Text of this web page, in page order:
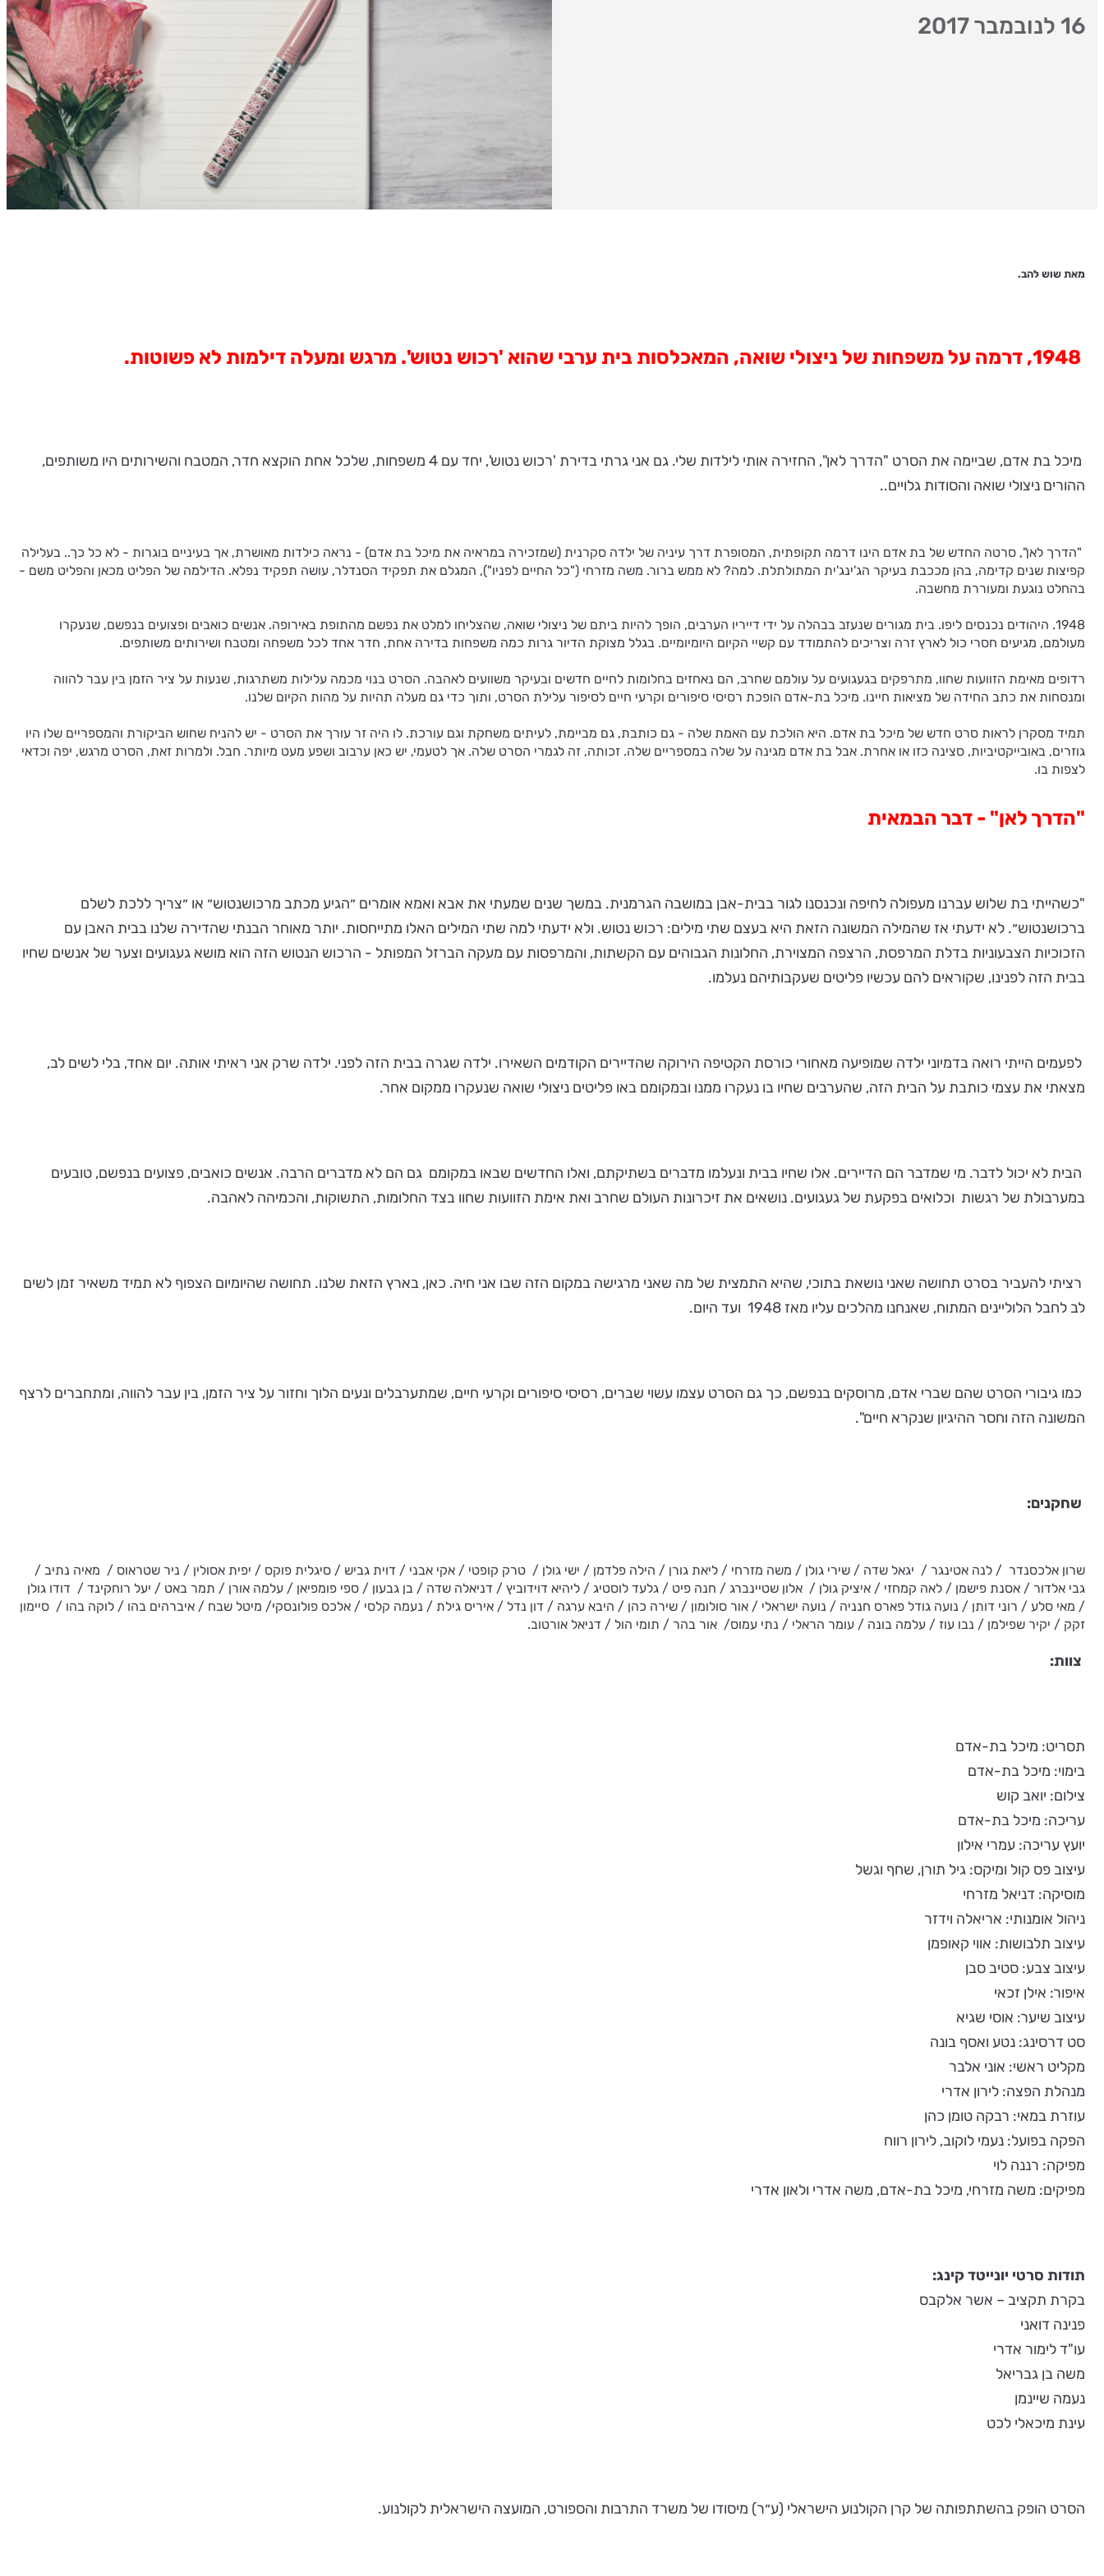
16 לנובמבר 2017
מאת שוש להב.
1948, דרמה על משפחות של ניצולי שואה, המאכלסות בית ערבי שהוא 'רכוש נטוש'. מרגש ומעלה דילמות לא פשוטות.
מיכל בת אדם, שביימה את הסרט "הדרך לאן", החזירה אותי לילדות שלי. גם אני גרתי בדירת 'רכוש נטוש', יחד עם 4 משפחות, שלכל אחת הוקצא חדר, המטבח והשירותים היו משותפים,
ההורים ניצולי שואה והסודות גלויים..
"הדרך לאן", סרטה החדש של בת אדם הינו דרמה תקופתית, המסופרת דרך עיניה של ילדה סקרנית (שמזכירה במראיה את מיכל בת אדם) - נראה כילדות מאושרת, אך בעיניים בוגרות - לא כל כך.. בעלילה
קפיצות שנים קדימה, בהן מככבת בעיקר הג'ינג'ית המתולתלת. למה? לא ממש ברור. משה מזרחי ("כל החיים לפניו"), המגלם את תפקיד הסנדלר, עושה תפקיד נפלא. הדילמה של הפליט מכאן והפליט משם -
בהחלט נוגעת ומעוררת מחשבה.
1948. היהודים נכנסים ליפו. בית מגורים שנעזב בבהלה על ידי דייריו הערבים, הופך להיות ביתם של ניצולי שואה, שהצליחו למלט את נפשם מהתופת באירופה. אנשים כואבים ופצועים בנפשם, שנעקרו
מעולמם, מגיעים חסרי כול לארץ זרה וצריכים להתמודד עם קשיי הקיום היומיומיים. בגלל מצוקת הדיור גרות כמה משפחות בדירה אחת, חדר אחד לכל משפחה ומטבח ושירותים משותפים.
רדופים מאימת הזוועות שחוו, מתרפקים בגעגועים על עולמם שחרב, הם נאחזים בחלומות לחיים חדשים ובעיקר משוועים לאהבה. הסרט בנוי מכמה עלילות משתרגות, שנעות על ציר הזמן בין עבר להווה
ומנסחות את כתב החידה של מציאות חיינו. מיכל בת-אדם הופכת רסיסי סיפורים וקרעי חיים לסיפור עלילת הסרט, ותוך כדי גם מעלה תהיות על מהות הקיום שלנו.
תמיד מסקרן לראות סרט חדש של מיכל בת אדם. היא הולכת עם האמת שלה - גם כותבת, גם מביימת, לעיתים משחקת וגם עורכת. לו היה זר עורך את הסרט - יש להניח שחוש הביקורת והמספריים שלו היו
גוזרים, באובייקטיביות, סצינה כזו או אחרת. אבל בת אדם מגינה על שלה במספריים שלה. זכותה, זה לגמרי הסרט שלה. אך לטעמי, יש כאן ערבוב ושפע מעט מיותר. חבל. ולמרות זאת, הסרט מרגש, יפה וכדאי
לצפות בו.
"הדרך לאן" - דבר הבמאית
"כשהייתי בת שלוש עברנו מעפולה לחיפה ונכנסנו לגור בבית-אבן במושבה הגרמנית. במשך שנים שמעתי את אבא ואמא אומרים ״הגיע מכתב מרכושנטוש״ או ״צריך ללכת לשלם
ברכושנטוש״. לא ידעתי אז שהמילה המשונה הזאת היא בעצם שתי מילים: רכוש נטוש. ולא ידעתי למה שתי המילים האלו מתייחסות. יותר מאוחר הבנתי שהדירה שלנו בבית האבן עם
הזכוכיות הצבעוניות בדלת המרפסת, הרצפה המצוירת, החלונות הגבוהים עם הקשתות, והמרפסות עם מעקה הברזל המפותל - הרכוש הנטוש הזה הוא מושא געגועים וצער של אנשים שחיו
בבית הזה לפנינו, שקוראים להם עכשיו פליטים שעקבותיהם נעלמו.
לפעמים הייתי רואה בדמיוני ילדה שמופיעה מאחורי כורסת הקטיפה הירוקה שהדיירים הקודמים השאירו. ילדה שגרה בבית הזה לפני. ילדה שרק אני ראיתי אותה. יום אחד, בלי לשים לב,
מצאתי את עצמי כותבת על הבית הזה, שהערבים שחיו בו נעקרו ממנו ובמקומם באו פליטים ניצולי שואה שנעקרו ממקום אחר.
הבית לא יכול לדבר. מי שמדבר הם הדיירים. אלו שחיו בבית ונעלמו מדברים בשתיקתם, ואלו החדשים שבאו במקומם גם הם לא מדברים הרבה. אנשים כואבים, פצועים בנפשם, טובעים
במערבולת של רגשות וכלואים בפקעת של געגועים. נושאים את זיכרונות העולם שחרב ואת אימת הזוועות שחוו בצד החלומות, התשוקות, והכמיהה לאהבה.
רציתי להעביר בסרט תחושה שאני נושאת בתוכי, שהיא התמצית של מה שאני מרגישה במקום הזה שבו אני חיה. כאן, בארץ הזאת שלנו. תחושה שהיומיום הצפוף לא תמיד משאיר זמן לשים
לב לחבל הלוליינים המתוח, שאנחנו מהלכים עליו מאז 1948 ועד היום.
כמו גיבורי הסרט שהם שברי אדם, מרוסקים בנפשם, כך גם הסרט עצמו עשוי שברים, רסיסי סיפורים וקרעי חיים, שמתערבלים ונעים הלוך וחזור על ציר הזמן, בין עבר להווה, ומתחברים לרצף
המשונה הזה וחסר ההיגיון שנקרא חיים".
שחקנים:
שרון אלכסנדר / לנה אטינגר / יגאל שדה / שירי גולן / משה מזרחי / ליאת גורן / הילה פלדמן / ישי גולן / טרק קופטי / אקי אבני / דוית גביש / סיגלית פוקס / יפית אסולין / ניר שטראוס / מאיה נתיב /
גבי אלדור / אסנת פישמן / לאה קמחזי / איציק גולן / אלון שטיינברג / חנה פיט / גלעד לוסטיג / ליהיא דוידוביץ / דניאלה שדה / בן גבעון / ספי פומפיאן / עלמה אורן / תמר באט / יעל רוחקינד / דודו גולן
/ מאי סלע / רוני דותן / נועה גודל פארס חנניה / נועה ישראלי / אור סולומון / שירה כהן / היבא ערגה / דון נדל / איריס גילת / נעמה קלסי / אלכס פולונסקי/ מיטל שבח / איברהים בהו / לוקה בהו / סיימון
זקק / יקיר שפילמן / נבו עוז / עלמה בונה / עומר הראלי / נתי עמוס/ אור בהר / תומי הול / דניאל אורטוב.
צוות:
תסריט: מיכל בת-אדם
בימוי: מיכל בת-אדם
צילום: יואב קוש
עריכה: מיכל בת-אדם
יועץ עריכה: עמרי אילון
עיצוב פס קול ומיקס: גיל תורן, שחף וגשל
מוסיקה: דניאל מזרחי
ניהול אומנותי: אריאלה וידזר
עיצוב תלבושות: אווי קאופמן
עיצוב צבע: סטיב סבן
איפור: אילן זכאי
עיצוב שיער: אוסי שגיא
סט דרסינג: נטע ואסף בונה
מקליט ראשי: אוני אלבר
מנהלת הפצה: לירון אדרי
עוזרת במאי: רבקה טומן כהן
הפקה בפועל: נעמי לוקוב, לירון רווח
מפיקה: רננה לוי
מפיקים: משה מזרחי, מיכל בת-אדם, משה אדרי ולאון אדרי
תודות סרטי יונייטד קינג:
בקרת תקציב – אשר אלקבס
פנינה דואני
עו"ד לימור אדרי
משה בן גבריאל
נעמה שיינמן
עינת מיכאלי לכט
הסרט הופק בהשתתפותה של קרן הקולנוע הישראלי (ע״ר) מיסודו של משרד התרבות והספורט, המועצה הישראלית לקולנוע.